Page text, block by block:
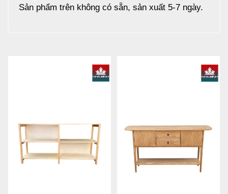
Sản phẩm trên không có sẵn, sản xuất 5-7 ngày.